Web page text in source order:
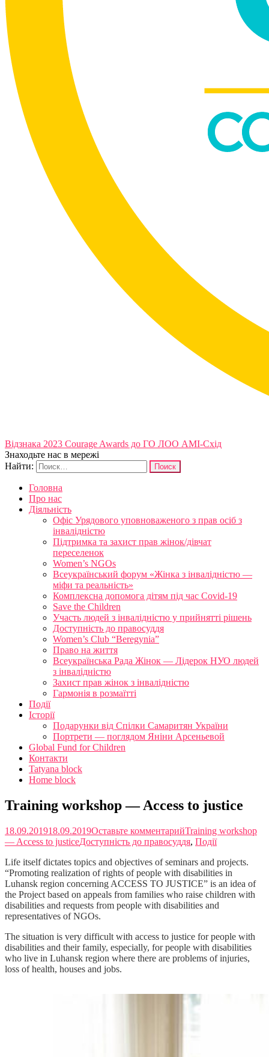
Відзнака 2023 Courage Awards до ГО ЛОО АМІ-Схід
Знаходьте нас в мережі
Найти:
Головна
Про нас
Діяльність
Офіс Урядового уповноваженого з прав осіб з
інвалідністю
Підтримка та захист прав жінок/дівчат
переселенок
Women’s NGOs
Всеукраїнський форум «Жінка з інвалідністю —
міфи та реальність»
Комплексна допомога дітям під час Covid-19
Save the Children
Участь людей з інвалідністю у прийнятті рішень
Доступність до правосуддя
Women’s Club “Beregynia”
Право на життя
Всеукраїнська Рада Жінок — Лідерок НУО людей
з інвалідністю
Захист прав жінок з інвалідністю
Гармонія в розмаїтті
Події
Історії
Подарунки від Спілки Самаритян України
Портрети — поглядом Яніни Арсеньевой
Global Fund for Children
Контакти
Tatyana block
Home block
Training workshop — Access to justice
18.09.201918.09.2019Оставьте комментарийTraining workshop
— Access to justiceДоступність до правосуддя, Події
Life itself dictates topics and objectives of seminars and projects.
“Promoting realization of rights of people with disabilities in
Luhansk region concerning ACCESS TO JUSTICE” is an idea of ​​
the Project based on appeals from families who raise children with
disabilities and requests from people with disabilities and
representatives of NGOs.
The situation is very difficult with access to justice for people with
disabilities and their family, especially, for people with disabilities
who live in Luhansk region where there are problems of injuries,
loss of health, houses and jobs.